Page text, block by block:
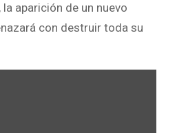
aparición de un nuevo
con destruir toda su